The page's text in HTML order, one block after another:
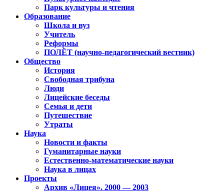
Парк культуры и чтения
Образование
Школа и вуз
Учитель
Реформы
ПОЛЁТ (научно-педагогический вестник)
Общество
История
Свободная трибуна
Люди
Лицейские беседы
Семья и дети
Путешествие
Утраты
Наука
Новости и факты
Гуманитарные науки
Естественно-математические науки
Наука в лицах
Проекты
Архив «Лицея». 2000 — 2003